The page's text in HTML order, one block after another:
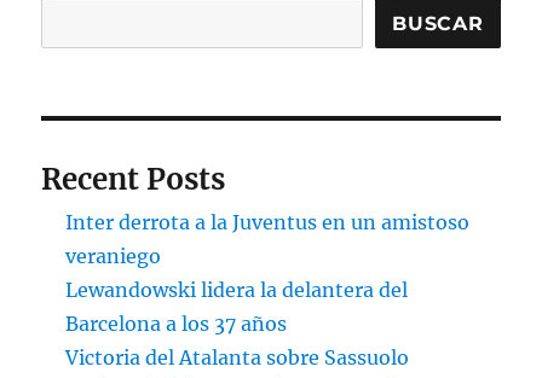
BUSCAR
Recent Posts
Inter derrota a la Juventus en un amistoso
veraniego
Lewandowski lidera la delantera del
Barcelona a los 37 años
Victoria del Atalanta sobre Sassuolo